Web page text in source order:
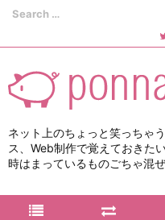
ネット上のちょっと笑っちゃ
ス、Web制作で覚えておきた
時はまっているものごちゃ混ぜ